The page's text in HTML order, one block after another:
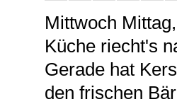
Mittwoch
Küche riecht's
Gerade hat
den frischen